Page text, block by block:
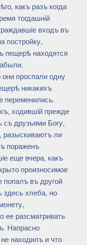
какъ разъ когда
тогдашнiй
входъ въ
постройку,
пещерѣ находятся
проспали одну
никакихъ
переменились.
ходившiй прежде
друзьями Богу,
ли
пораженъ
еще вчера, какъ
произносимое
въ другой
здесь хлеба, но
ее разсматривать
Напрасно
находилъ и что